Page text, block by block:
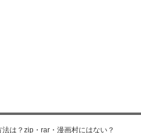
は？zip・rar・漫画村にはない？